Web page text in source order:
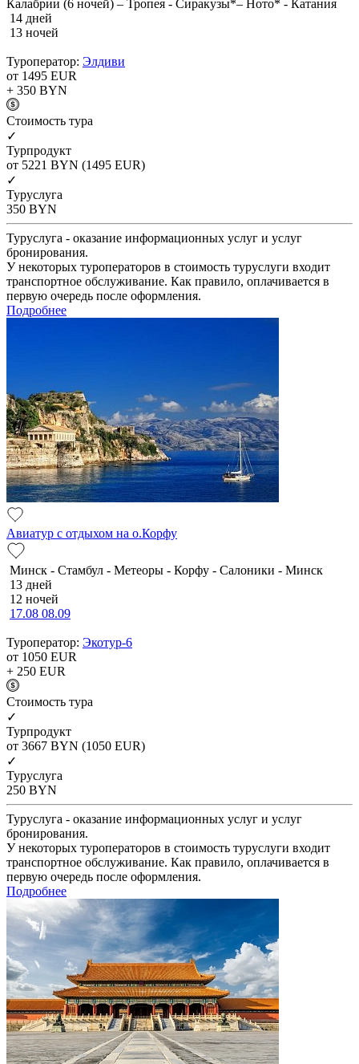
Калабрии (6 ночей) – Тропея - Сиракузы*– Ното* - Катания
14 дней
13 ночей
Туроператор: Элдиви
от 1495 EUR
+ 350 BYN
Cтоимость тура
✓
Турпродукт
от 5221 BYN (1495 EUR)
✓
Туруслуга
350 BYN
Туруслуга - оказание информационных услуг и услуг
бронирования.
У некоторых туроператоров в стоимость туруслуги входит
транспортное обслуживание. Как правило, оплачивается в
первую очередь после оформления.
Подробнее
Авиатур с отдыхом на о.Корфу
Минск - Стамбул - Метеоры - Корфу - Салоники - Минск
13 дней
12 ночей
17.08 08.09
Туроператор: Экотур-6
от 1050 EUR
+ 250 EUR
Cтоимость тура
✓
Турпродукт
от 3667 BYN (1050 EUR)
✓
Туруслуга
250 BYN
Туруслуга - оказание информационных услуг и услуг
бронирования.
У некоторых туроператоров в стоимость туруслуги входит
транспортное обслуживание. Как правило, оплачивается в
первую очередь после оформления.
Подробнее